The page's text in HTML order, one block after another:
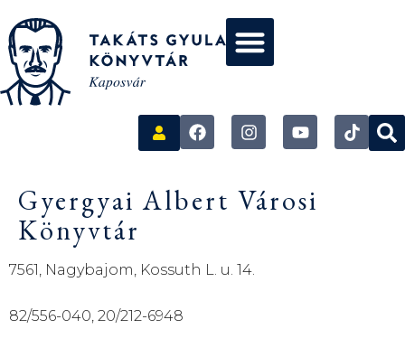
Gyergyai Albert Városi
Könyvtár
7561, Nagybajom, Kossuth L. u. 14.
82/556-040, 20/212-6948